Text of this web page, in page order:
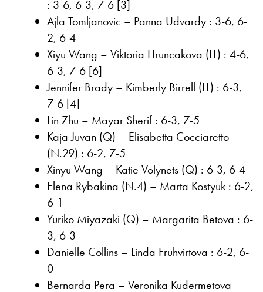
: 3-6, 6-3, 7-6 [3]
Ajla Tomljanovic – Panna Udvardy : 3-6, 6-
2, 6-4
Xiyu Wang – Viktoria Hruncakova (LL) : 4-6,
6-3, 7-6 [6]
Jennifer Brady – Kimberly Birrell (LL) : 6-3,
7-6 [4]
Lin Zhu – Mayar Sherif : 6-3, 7-5
Kaja Juvan (Q) – Elisabetta Cocciaretto
(N.29) : 6-2, 7-5
Xinyu Wang – Katie Volynets (Q) : 6-3, 6-4
Elena Rybakina (N.4) – Marta Kostyuk : 6-2,
6-1
Yuriko Miyazaki (Q) – Margarita Betova : 6-
3, 6-3
Danielle Collins – Linda Fruhvirtova : 6-2, 6-
0
Bernarda Pera – Veronika Kudermetova